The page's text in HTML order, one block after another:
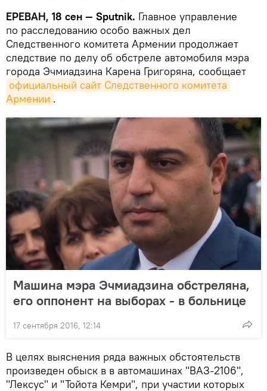
ЕРЕВАН, 18 сен — Sputnik. Главное управление
по расследованию особо важных дел
Следственного комитета Армении продолжает
следствие по делу об обстреле автомобиля мэра
города Эчмиадзина Карена Григоряна, сообщает
официальный сайт Следственного комитета
Армении .
Машина мэра Эчмиадзина обстреляна,
его оппонент на выборах - в больнице
17 сентября 2016, 12:14
В целях выяснения ряда важных обстоятельств
произведен обыск в в автомашинах "ВАЗ-2106",
"Лексус" и "Тойота Кемри", при участии которых